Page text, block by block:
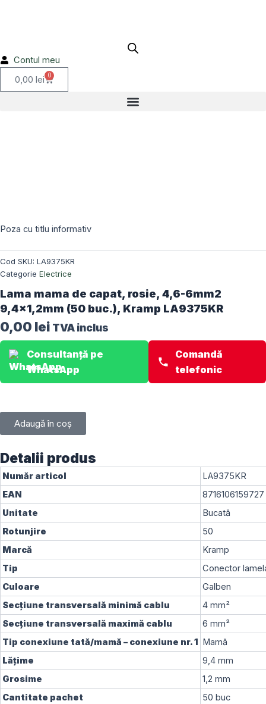
Contul meu
0,00 lei 0
Cart
Poza cu titlu informativ
Cod SKU: LA9375KR
Categorie Electrice
Lama mama de capat, rosie, 4,6-6mm2
9,4×1,2mm (50 buc.), Kramp LA9375KR
0,00 lei TVA inclus
Consultanță pe
WhatsApp
Comandă
telefonic
Adaugă în coș
Detalii produs
Număr articol
LA9375KR
EAN
8716106159727
Unitate
Bucată
Rotunjire
50
Marcă
Kramp
Tip
Conector
Culoare
Galben
Secțiune transversală minimă cablu
4 mm²
Secțiune transversală maximă cablu
6 mm²
Tip conexiune tată/mamă – conexiune nr. 1 Mamă
Lățime
9,4 mm
Grosime
1,2 mm
Cantitate pachet
50 buc